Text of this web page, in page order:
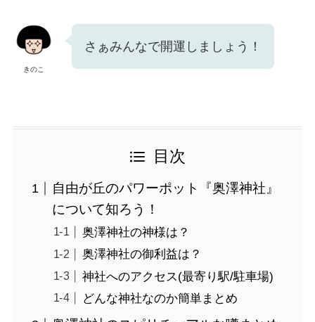
きのこ
さぁみんなで開運しましょう！
目次
自由が丘のパワーポット『奥澤神社』
について知ろう！
奥澤神社の神様は？
奥澤神社の御利益は？
神社へのアクセス(最寄り駅/駐車場)
どんな神社なのか簡単まとめ